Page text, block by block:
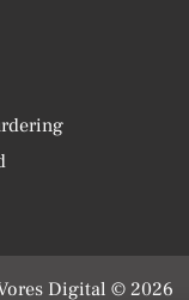
Digital © 2026